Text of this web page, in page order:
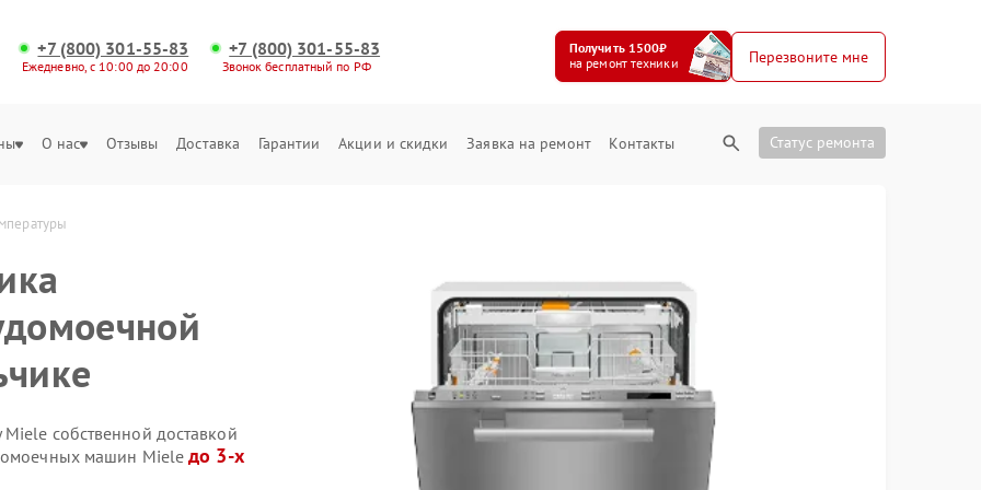
+7 (800) 301-55-83
Ежедневно, с 10:00 до 20:00
+7 (800) 301-55-83
Звонок бесплатный по РФ
Получить 1500₽
на ремонт техники
Перезвоните мне
О нас Отзывы Доставка Гарантии Акции и скидки Заявка на ремонт Контакты Статус ремонта
собственной доставкой
машин Mieleдо 3-х